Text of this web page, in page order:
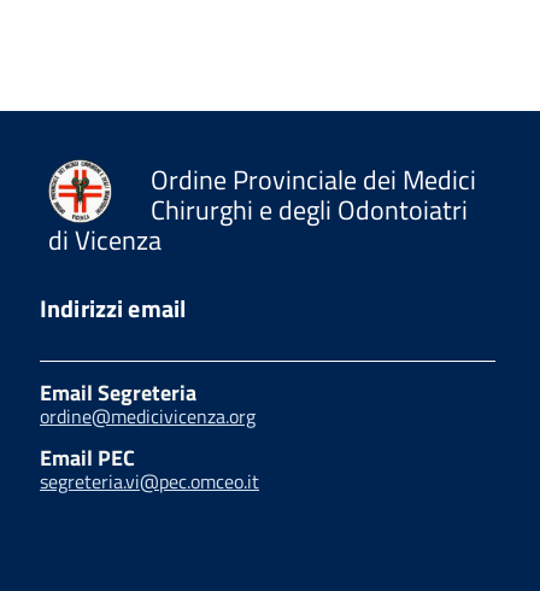
Ordine Provinciale dei Medici
Chirurghi e degli Odontoiatri
di Vicenza
Indirizzi email
Email Segreteria
ordine@medicivicenza.org
Email PEC
segreteria.vi@pec.omceo.it